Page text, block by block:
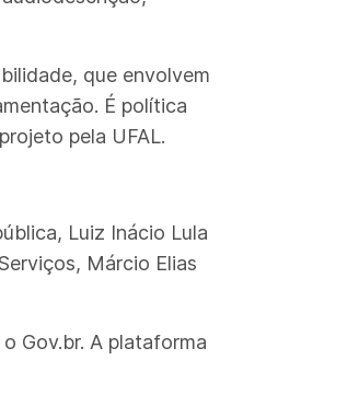
que envolvem
É política
pela UFAL.
Luiz Inácio Lula
Márcio Elias
Gov.br. A plataforma